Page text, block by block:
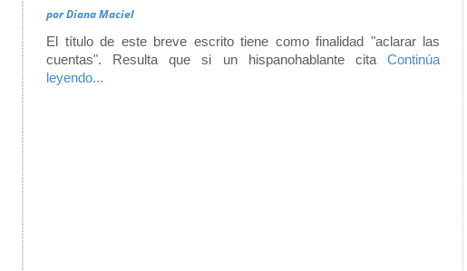
porDiana Maciel
El título de este breve escrito tiene como finalidad "aclarar las
cuentas". Resulta que si un hispanohablante cita Continúa
leyendo...